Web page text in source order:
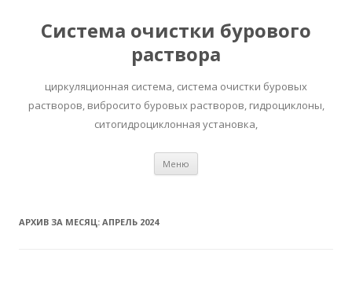
Система очистки бурового
раствора
циркуляционная система, система очистки буровых
растворов, вибросито буровых растворов, гидроциклоны,
ситогидроциклонная установка,
Меню
АРХИВ ЗА МЕСЯЦ: АПРЕЛЬ 2024